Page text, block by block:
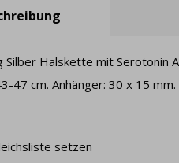
Silber Halskette mit Serotonin
47 cm. Anhänger: 30 x 15 mm.
setzen